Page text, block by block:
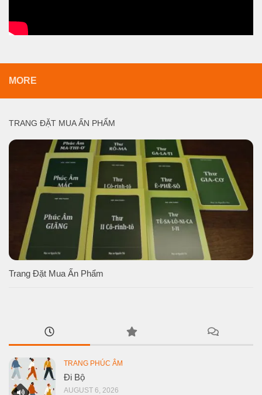
MORE
TRANG ĐẶT MUA ẤN PHẨM
Trang Đặt Mua Ấn Phẩm
TRANG PHÚC ÂM
Đi Bộ
AUGUST 6, 2026